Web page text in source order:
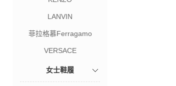
LANVIN
菲拉格慕Ferragamo
VERSACE
女士鞋履